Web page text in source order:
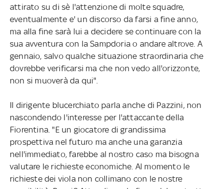
attirato su di sè l'attenzione di molte squadre,
eventualmente e' un discorso da farsi a fine anno,
ma alla fine sarà lui a decidere se continuare con la
sua avventura con la Sampdoria o andare altrove. A
gennaio, salvo qualche situazione straordinaria che
dovrebbe verificarsi ma che non vedo all'orizzonte,
non si muoverà da qui".
Il dirigente blucerchiato parla anche di Pazzini, non
nascondendo l'interesse per l'attaccante della
Fiorentina. "E un giocatore di grandissima
prospettiva nel futuro ma anche una garanzia
nell'immediato, farebbe al nostro caso ma bisogna
valutare le richieste economiche. Al momento le
richieste dei viola non collimano con le nostre